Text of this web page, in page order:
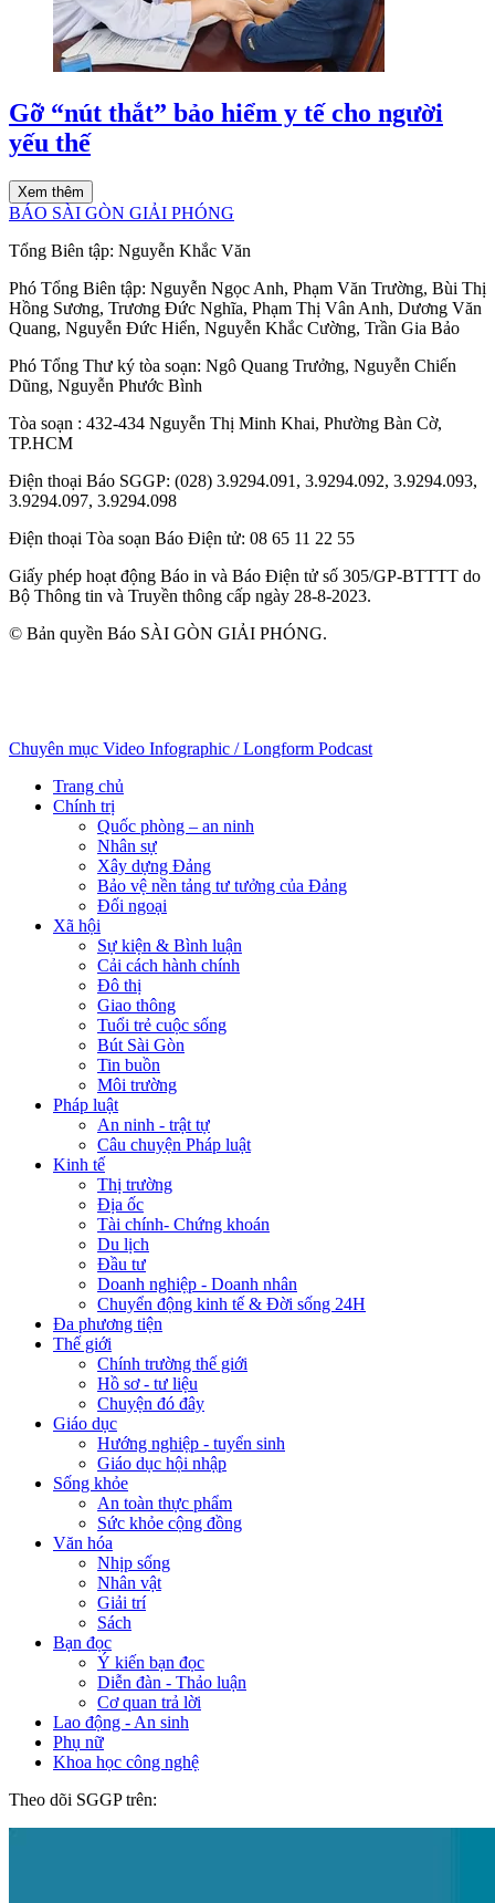
Gỡ “nút thắt” bảo hiểm y tế cho người
yếu thế
Xem thêm
BÁO SÀI GÒN GIẢI PHÓNG
Tổng Biên tập: Nguyễn Khắc Văn
Phó Tổng Biên tập: Nguyễn Ngọc Anh, Phạm Văn Trường, Bùi Thị
Hồng Sương, Trương Đức Nghĩa, Phạm Thị Vân Anh, Dương Văn
Quang, Nguyễn Đức Hiển, Nguyễn Khắc Cường, Trần Gia Bảo
Phó Tổng Thư ký tòa soạn: Ngô Quang Trưởng, Nguyễn Chiến
Dũng, Nguyễn Phước Bình
Tòa soạn : 432-434 Nguyễn Thị Minh Khai, Phường Bàn Cờ,
TP.HCM
Điện thoại Báo SGGP: (028) 3.9294.091, 3.9294.092, 3.9294.093,
3.9294.097, 3.9294.098
Điện thoại Tòa soạn Báo Điện tử: 08 65 11 22 55
Giấy phép hoạt động Báo in và Báo Điện tử số 305/GP-BTTTT do
Bộ Thông tin và Truyền thông cấp ngày 28-8-2023.
© Bản quyền Báo SÀI GÒN GIẢI PHÓNG.
Chuyên mục Video Infographic / Longform Podcast
Trang chủ
Chính trị
Quốc phòng – an ninh
Nhân sự
Xây dựng Đảng
Bảo vệ nền tảng tư tưởng của Đảng
Đối ngoại
Xã hội
Sự kiện & Bình luận
Cải cách hành chính
Đô thị
Giao thông
Tuổi trẻ cuộc sống
Bút Sài Gòn
Tin buồn
Môi trường
Pháp luật
An ninh - trật tự
Câu chuyện Pháp luật
Kinh tế
Thị trường
Địa ốc
Tài chính- Chứng khoán
Du lịch
Đầu tư
Doanh nghiệp - Doanh nhân
Chuyển động kinh tế & Đời sống 24H
Đa phương tiện
Thế giới
Chính trường thế giới
Hồ sơ - tư liệu
Chuyện đó đây
Giáo dục
Hướng nghiệp - tuyển sinh
Giáo dục hội nhập
Sống khỏe
An toàn thực phẩm
Sức khỏe cộng đồng
Văn hóa
Nhịp sống
Nhân vật
Giải trí
Sách
Bạn đọc
Ý kiến bạn đọc
Diễn đàn - Thảo luận
Cơ quan trả lời
Lao động - An sinh
Phụ nữ
Khoa học công nghệ
Theo dõi SGGP trên: